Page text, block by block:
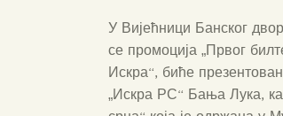
У Вијећници Банског
се промоција „Првог
Искра“, биће
„Искра РС“ Бања Лука,